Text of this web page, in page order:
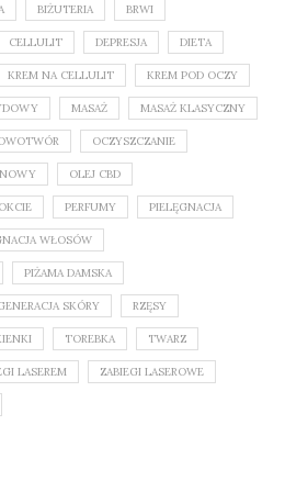
BIŻUTERIA BRWI
CELLULIT DEPRESJA DIETA
KREM NA CELLULIT KREM POD OCZY
MASAŻ MASAŻ KLASYCZNY
OCZYSZCZANIE
OLEJ CBD
PERFUMY PIELĘGNACJA
WŁOSÓW
PIŻAMA DAMSKA
SKÓRY RZĘSY
TOREBKA TWARZ
LASEREM ZABIEGI LASEROWE